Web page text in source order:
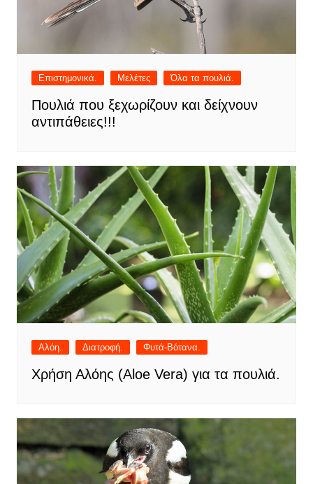
Επιστημονικά. Μελέτες Όλα τα πουλιά.
Πουλιά που ξεχωρίζουν και δείχνουν
αντιπάθειες!!!
Αλόη. Διατροφή. Φυτά-Βότανα.
Χρήση Αλόης (Aloe Vera) για τα πουλιά.